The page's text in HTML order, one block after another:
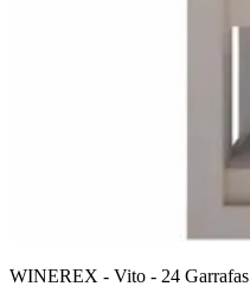
WINEREX - Vito - 24 Garrafas